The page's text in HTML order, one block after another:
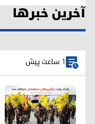
آخرین خبرها
1 ساعت پیش